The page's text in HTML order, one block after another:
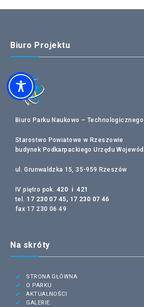
Biuro Projektu
Biuro Parku Naukowo – Technologicznego
Starostwo Powiatowe w Rzeszowie
budynek Podkarpackiego Urzędu
ul. Grunwaldzka 15, 35-959 Rzeszów
IV piętro pok. 420 i 421
tel. 17 230 07 45, 17 230 07 46
fax 17 230 06 49
Na skróty
STRONA GŁÓWNA
O PARKU
AKTUALNOŚCI
GALERIE